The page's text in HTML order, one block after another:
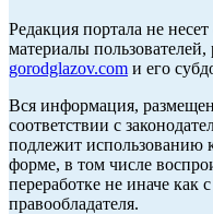
Редакция портала не
материалы
gorodglazov.com и его
Вся информация,
соответствии с
подлежит использованию
форме, в том числе
переработке не иначе как
правообладателя.